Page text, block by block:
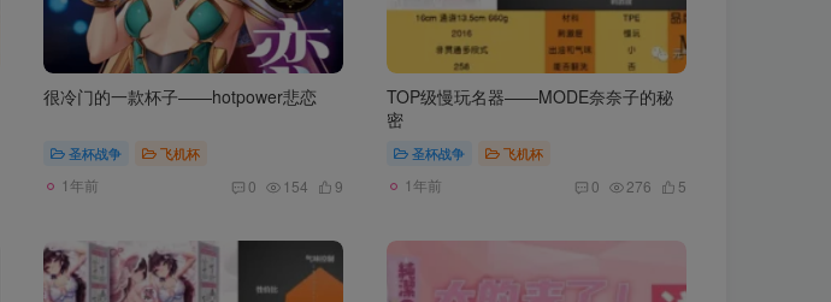
很冷门的一款杯子——hotpower悲恋
圣杯战争 飞机杯
1年前 0 154 9
TOP级慢玩名器——MODE奈奈子的秘
密
圣杯战争 飞机杯
1年前 0 276 5